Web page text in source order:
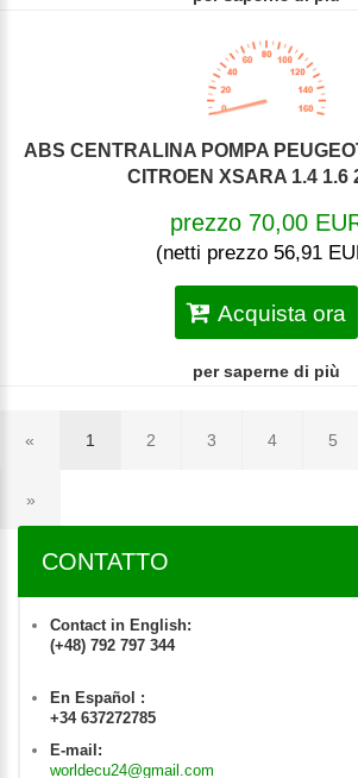
ABS CENTRALINA POMPA
CITROEN XSARA 1.4 1.6
prezzo 70,00
(netti prezzo 56,91
Acquista ora
per saperne di più
« 1 2 3 4 5
»
CONTATTO
Contact in English:
(+48) 792 797 344
En Español :
+34 637272785
E-mail:
worldecu24@gmail.com